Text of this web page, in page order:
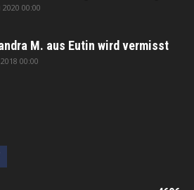
2020 00:00
M. aus Eutin wird vermisst
00:00